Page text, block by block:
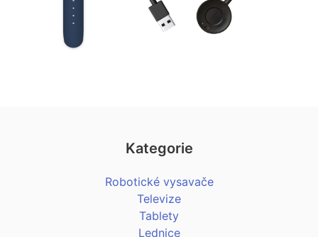
Kategorie
Robotické vysavače
Televize
Tablety
Lednice